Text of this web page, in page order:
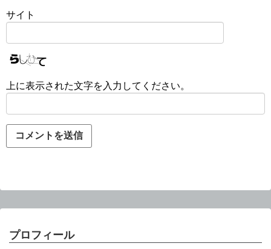
サイト
上に表示された文字を入力してください。
プロフィール